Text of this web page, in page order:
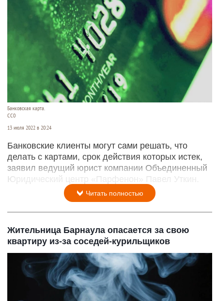
Банковская карта.
СС0
13 июля 2022 в 20:24
Банковские клиенты могут сами решать, что
делать с картами, срок действия которых истек,
заявил ведущий юрист компании Объединенный
Юридический центр «Парфенон» Павел Уткин.
Читать полностью
Жительница Барнаула опасается за свою
квартиру из-за соседей-курильщиков